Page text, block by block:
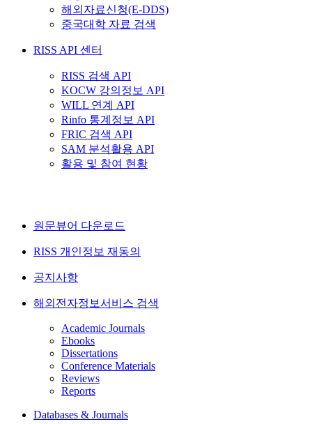
해외자료신청(E-DDS)
중국대학 자료 검색
RISS API 센터
RISS 검색 API
KOCW 강의정보 API
WILL 연계 API
Rinfo 통계정보 API
FRIC 검색 API
SAM 분석활용 API
활용 및 참여 현황
원문뷰어 다운로드
RISS 개인정보 재동의
공지사항
해외전자정보서비스 검색
Academic Journals
Ebooks
Dissertations
Conference Materials
Reviews
Reports
Databases & Journals